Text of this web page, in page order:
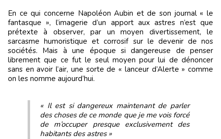
En ce qui concerne Napoléon Aubin et de son journal « le
fantasque », l’imagerie d’un apport aux astres n’est que
prétexte à observer, par un moyen divertissement, le
sarcasme humoristique et corrosif sur le devenir de nos
sociétés. Mais à une époque si dangereuse de penser
librement que ce fut le seul moyen pour lui de dénoncer
sans en avoir l’air, une sorte de « lanceur d’Alerte » comme
on les nomme aujourd’hui.
« Il est si dangereux maintenant de parler
des choses de ce monde que je me vois forcé
de m’occuper presque exclusivement des
habitants des astres »